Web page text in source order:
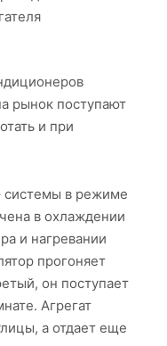
рынок поступают
и при
системы в режиме
в охлаждении
и нагревании
прогоняет
он поступает
Агрегат
а отдает еще